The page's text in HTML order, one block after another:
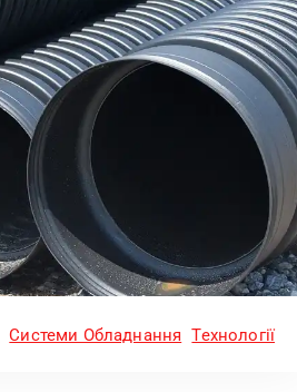
Системи Обладнання Технології